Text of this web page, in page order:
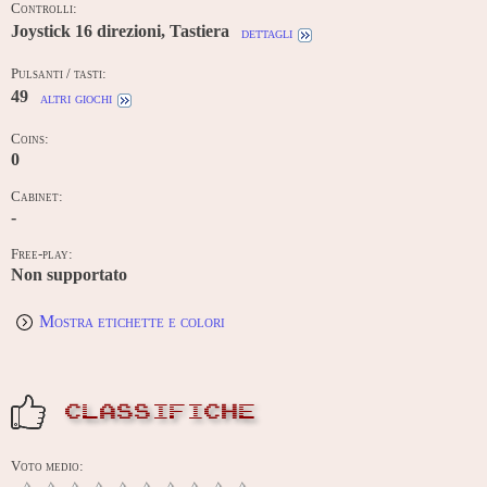
Controlli:
Joystick 16 direzioni, Tastiera dettagli
Pulsanti / tasti:
49 altri giochi
Coins:
0
Cabinet:
-
Free-play:
Non supportato
Mostra etichette e colori
CLASSIFICHE
Voto medio: